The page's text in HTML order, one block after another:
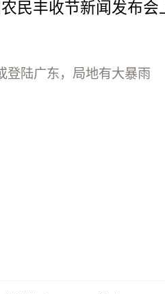
民丰收节新闻发布
登陆广东，局地有大暴雨